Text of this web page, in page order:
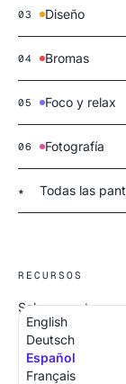
03 Diseño
04 Bromas
05 Foco y relax
06 Fotografía
★ Todas las
RECURSOS
Sobre nosotros
Todas las pantallas
English
Deutsch
Español
Français